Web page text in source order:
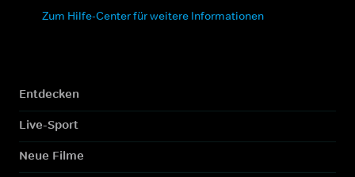
Zum Hilfe-Center für weitere Informationen
Entdecken
Live-Sport
Neue Filme